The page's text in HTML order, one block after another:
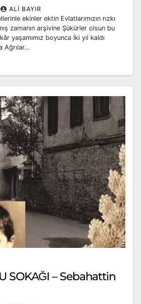
ALI BAYIR
ekinler ektin Evlatlarımızın rızkı
zamanın arşivine Şükürler olsun bu
yaşamımız boyunca İki yıl kaldı
Ağrılar…
SOKAĞI – Sebahattin